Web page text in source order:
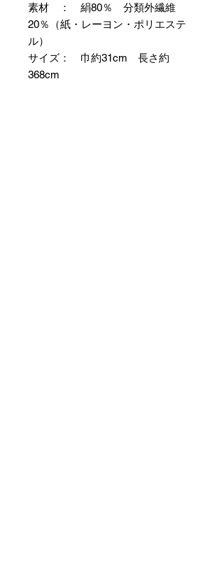
素材 ： 絹80％ 分類外繊維
20％（紙・レーヨン・ポリエステ
ル）
サイズ： 巾約31cm 長さ約
368cm